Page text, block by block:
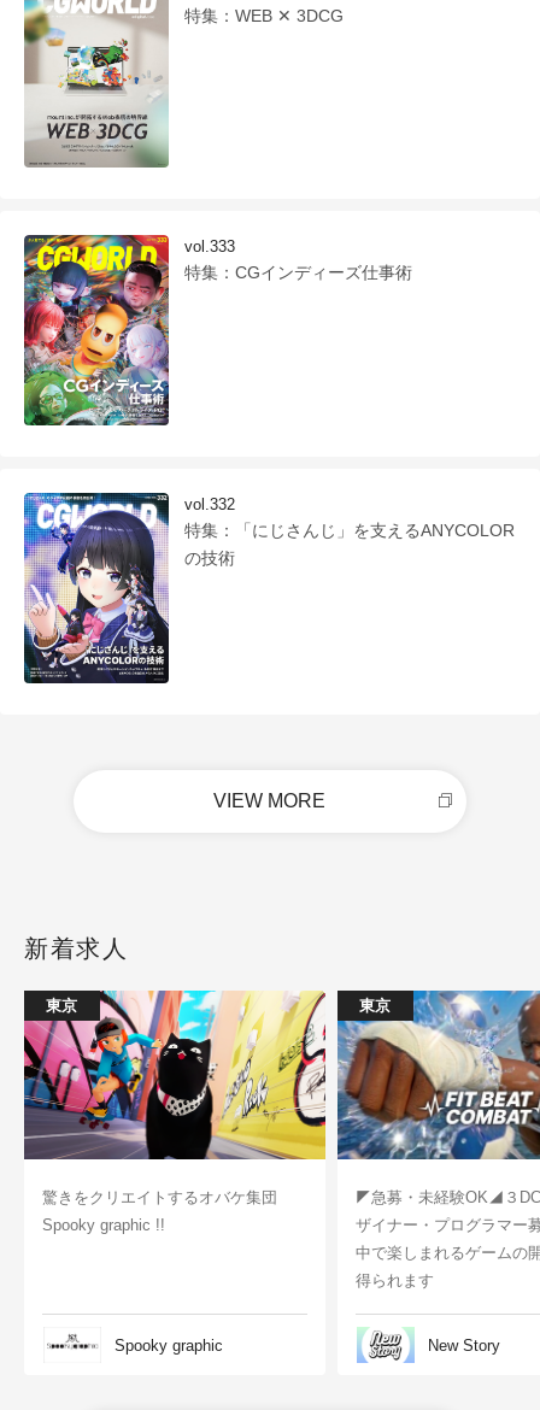
特集：WEB ✕ 3DCG
vol.333
特集：CGインディーズ仕事術
vol.332
特集：「にじさんじ」を支えるANYCOLOR
の技術
VIEW MORE
新着求人
東京
驚きをクリエイトするオバケ集団
Spooky graphic !!
Spooky graphic
東京
◤急募・未経験OK◢３
ザイナー・プログラマー
中で楽しまれるゲームの
得られます
New Story